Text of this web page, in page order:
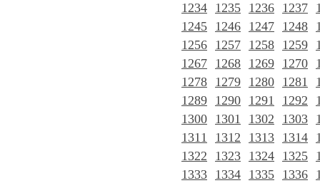
1234 1235 1236 1237
1245 1246 1247 1248
1256 1257 1258 1259
1267 1268 1269 1270
1278 1279 1280 1281
1289 1290 1291 1292
1300 1301 1302 1303
1311
1312 1313 1314
1322
1323 1324 1325
1333 1334 1335 1336